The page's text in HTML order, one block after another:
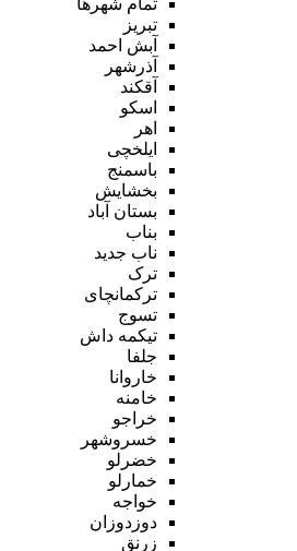
تبریز
آبش احمد
آذرشهر
آقکند
اسکو
اهر
ایلخچی
باسمنج
بخشایش
بستان آباد
بناب
ناب جدید
ترک
ترکمانچای
تسوج
تیکمه داش
جلفا
خاروانا
خامنه
خراجو
خسروشهر
خضرلو
خمارلو
خواجه
دوزدوزان
زرنق